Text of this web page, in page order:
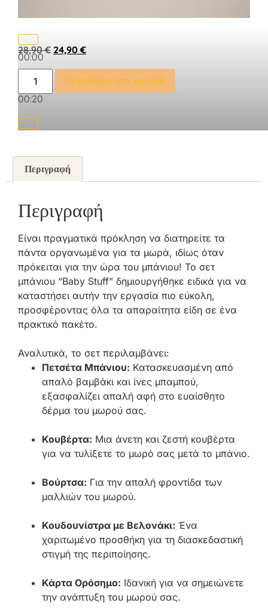
00:00
00:00
00:20
28,90€ 24,90 €
Προσθήκη στο καλάθι
Περιγραφή
Περιγραφή
Είναι πραγματικά πρόκληση να διατηρείτε τα
πάντα οργανωμένα για τα μωρά, ιδίως όταν
πρόκειται για την ώρα του μπάνιου! Το σετ
μπάνιου “Baby Stuff” δημιουργήθηκε ειδικά για να
καταστήσει αυτήν την εργασία πιο εύκολη,
προσφέροντας όλα τα απαραίτητα είδη σε ένα
πρακτικό πακέτο.
Αναλυτικά, το σετ περιλαμβάνει:
Πετσέτα Μπάνιου: Κατασκευασμένη από
απαλό βαμβάκι και ίνες μπαμπού,
εξασφαλίζει απαλή αφή στο ευαίσθητο
δέρμα του μωρού σας.
Κουβέρτα: Μια άνετη και ζεστή κουβέρτα
για να τυλίξετε το μωρό σας μετά το μπάνιο.
Βούρτσα: Για την απαλή φροντίδα των
μαλλιών του μωρού.
Κουδουνίστρα με Βελονάκι: Ένα
χαριτωμένο προσθήκη για τη διασκεδαστική
στιγμή της περιποίησης.
Κάρτα Ορόσημο: Ιδανική για να σημειώνετε
την ανάπτυξη του μωρού σας.